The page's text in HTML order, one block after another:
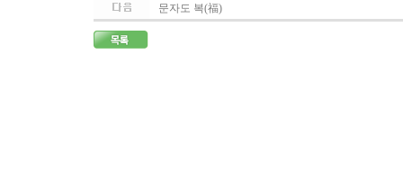
문자도 복(福)